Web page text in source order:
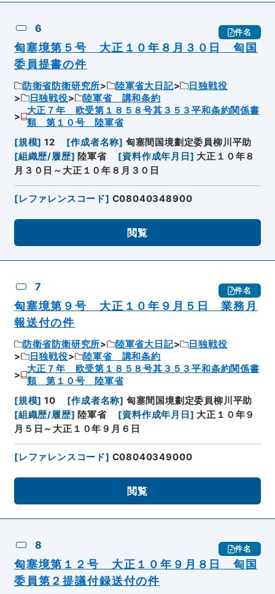
6 件名
匈塞境第５号 大正１０年８月３０日 匈国
委員提書の件
防衛省防衛研究所 陸軍省大日記
日独戦役
日独戦役
陸軍省 講和条約
大正７年 欧受第１８５８号其３５３平和条約関係書
類 第１０号 陸軍省
[規模] 12 [作成者名称] 匈塞間国境劃定委員柳川平助
[組織歴/履歴] 陸軍省 [資料作成年月日 ] 大正１０年８
月３０日～大正１０年８月３０日
[レファレンスコード] C08040348900
閲覧
7 件名
匈塞境第９号 大正１０年９月５日 業務月
報送付の件
防衛省防衛研究所 陸軍省大日記
日独戦役
日独戦役
陸軍省 講和条約
大正７年 欧受第１８５８号其３５３平和条約関係書
類 第１０号 陸軍省
[規模] 10 [作成者名称] 匈塞間国境劃定委員柳川平助
[組織歴/履歴] 陸軍省 [資料作成年月日 ] 大正１０年９
月５日～大正１０年９月６日
[レファレンスコード] C08040349000
閲覧
8 件名
匈塞境第１２号 大正１０年９月８日 匈国
委員第２提議付録送付の件